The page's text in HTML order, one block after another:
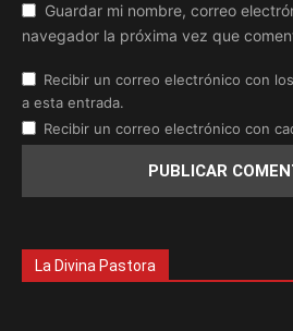
Guardar mi nombre, correo
navegador la próxima vez que
Recibir un correo electrónico con
a esta entrada.
Recibir un correo electrónico con
La Divina Pastora